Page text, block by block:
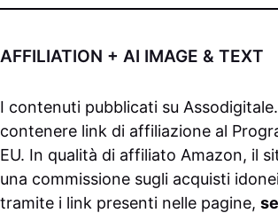
AFFILIATION + AI IMAGE & TEXT
I contenuti pubblicati su
contenere link di affiliazione al
EU. In qualità di affiliato Amazon, il
una commissione sugli acquisti
tramite i link presenti nelle pagine,